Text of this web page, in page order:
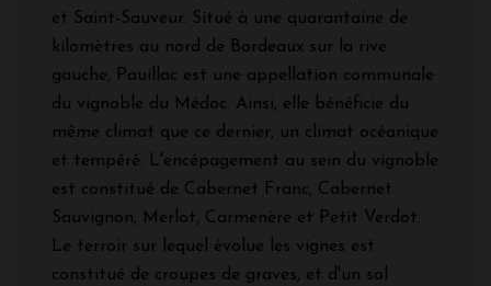
et Saint-Sauveur. Situé à une quarantaine de
kilomètres au nord de Bordeaux sur la rive
gauche, Pauillac est une appellation communale
du vignoble du Médoc. Ainsi, elle bénéficie du
même climat que ce dernier, un climat océanique
et tempéré. L'encépagement au sein du vignoble
est constitué de Cabernet Franc, Cabernet
Sauvignon, Merlot, Carmenère et Petit Verdot.
Le terroir sur lequel évolue les vignes est
constitué de croupes de graves, et d'un sol